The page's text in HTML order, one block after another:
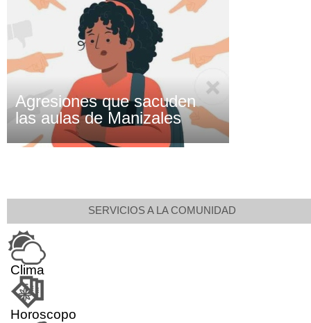
Agresiones que sacuden
las aulas de Manizales
SERVICIOS A LA COMUNIDAD
Clima
Horoscopo